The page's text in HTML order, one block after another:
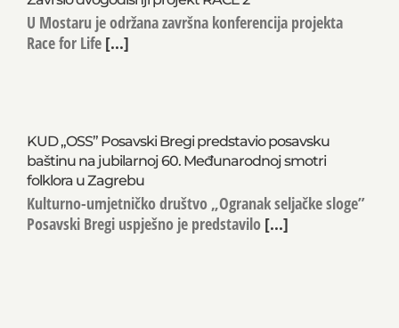
U Mostaru je održana završna konferencija projekta
Race for Life [...]
KUD „OSS” Posavski Bregi predstavio posavsku
baštinu na jubilarnoj 60. Međunarodnoj smotri
folklora u Zagrebu
Kulturno-umjetničko društvo „Ogranak seljačke sloge”
Posavski Bregi uspješno je predstavilo [...]